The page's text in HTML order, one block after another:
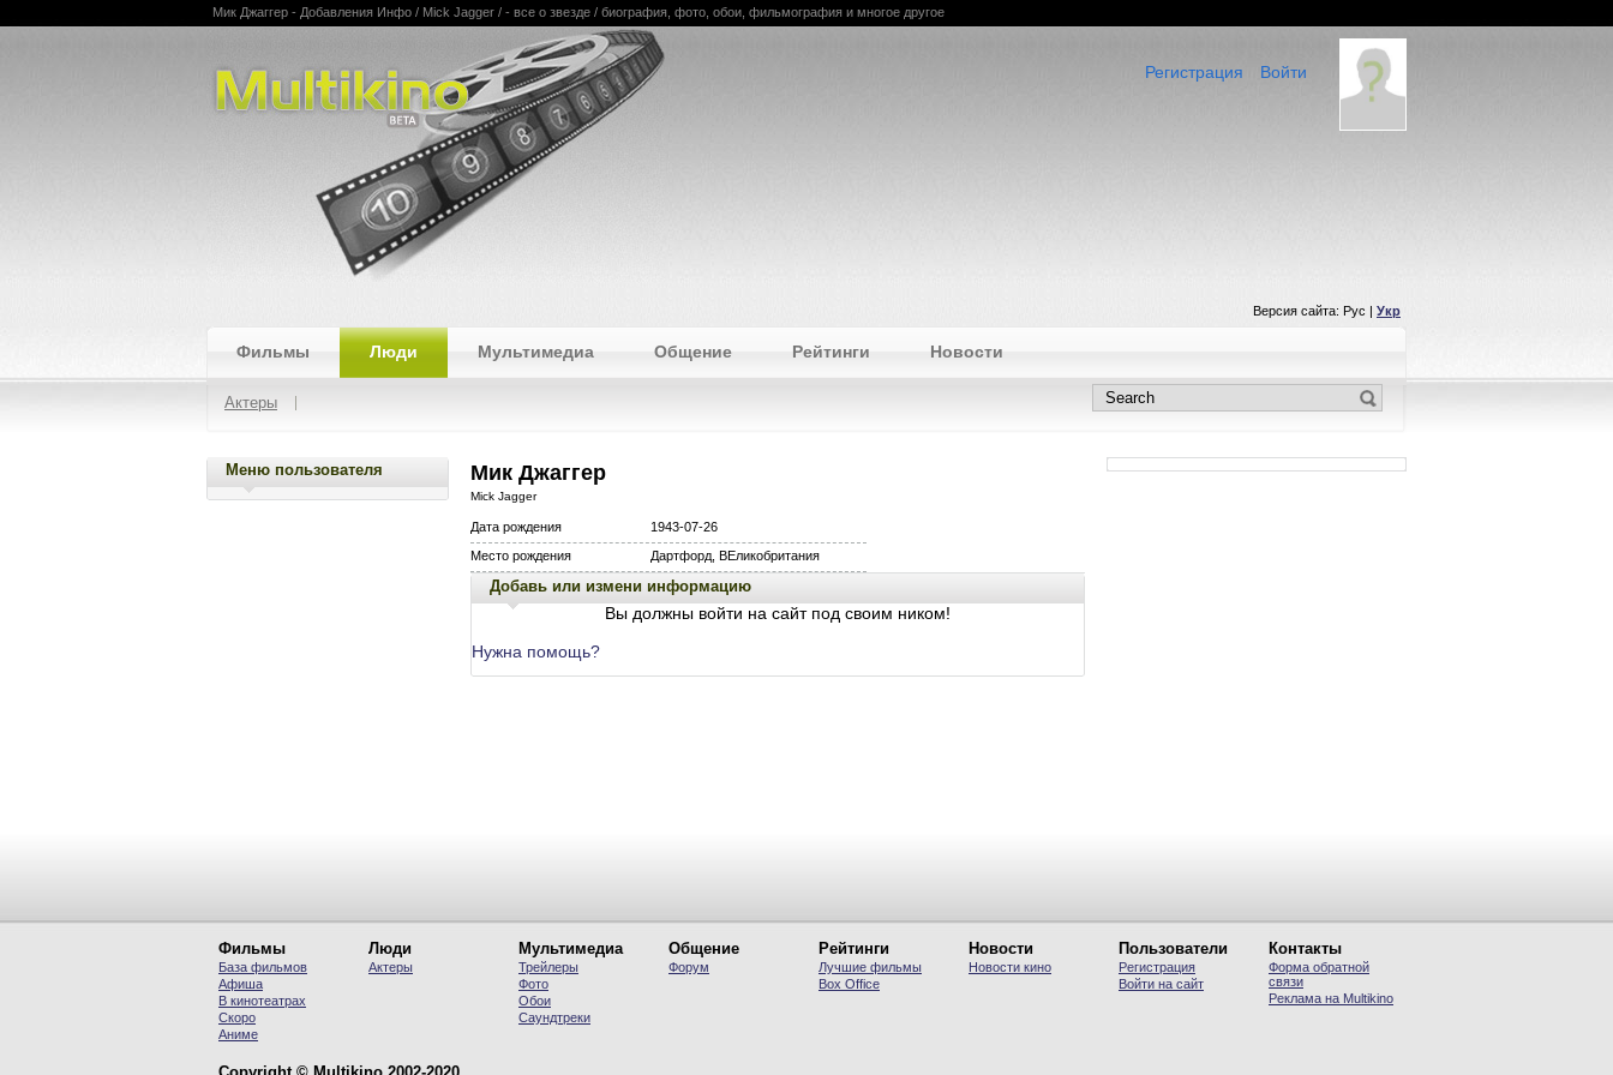
Multikino
Мик Джаггер - Добавления Инфо / Mick Jagger / - все о звезде / биография, фото, обои, фильмография и многое другое
Войти
Регистрация
Версия сайта: Рус | Укр
Фильмы Люди Мультимедиа Общение Рейтинги Новости
Актеры
Меню пользователя Мик Джаггер
Mick Jagger
Дата рождения
1943-07-26
Место рождения
Дартфорд, ВЕликобритания
Добавь или измени информацию
Вы должны войти на сайт под своим ником!
Нужна помощь?
Фильмы
База фильмов
Афиша
В кинотеатрах
Скоро
Аниме
Люди
Актеры
Мультимедиа
Трейлеры
Фото
Обои
Саундтреки
Общение
Форум
Рейтинги
Лучшие фильмы
Вох Office
Новости
Новости кино
Пользователи
Регистрация
Войти на сайт
Контакты
Форма обратной
связи
Реклама на Multikino